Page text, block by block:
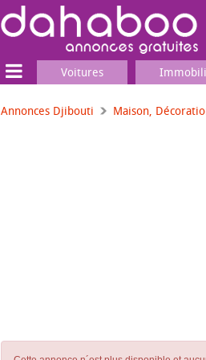
Voitures
Annonces Djibouti Maison,